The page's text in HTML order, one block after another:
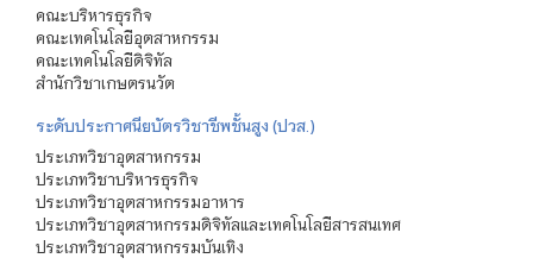
คณะบริหารธุรกิจ
คณะเทคโนโลยีอุตสาหกรรม
คณะเทคโนโลยีดิจิทัล
สำนักวิชาเกษตรนวัต
ระดับประกาศนียบัตรวิชาชีพชั้นสูง (ปวส.)
ประเภทวิชาอุตสาหกรรม
ประเภทวิชาบริหารธุรกิจ
ประเภทวิชาอุตสาหกรรมอาหาร
ประเภทวิชาอุตสาหกรรมดิจิทัลและเทคโนโลยีสารสนเทศ
ประเภทวิชาอุตสาหกรรมบันเทิง